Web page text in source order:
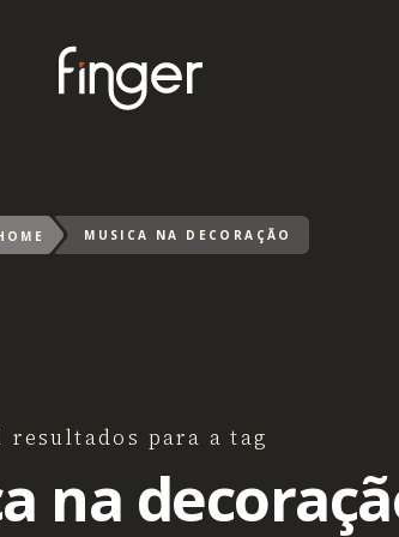
MUSICA NA DECORAÇÃO
resultados para a tag
na